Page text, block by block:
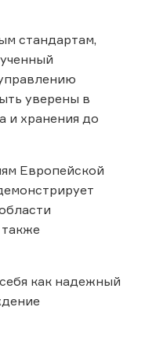
стандартам,
уверены в
и хранения до
Европейской
как надежный